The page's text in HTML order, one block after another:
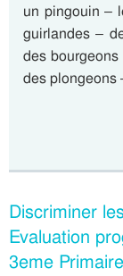
un pingouin –
guirlandes –
des
des plongeons
Discriminer
Evaluation
3eme